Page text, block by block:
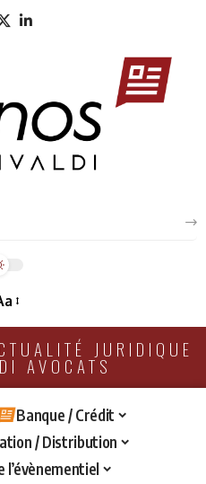
JURIDIQUE
AVOCATS
Banque / Crédit
/ Distribution